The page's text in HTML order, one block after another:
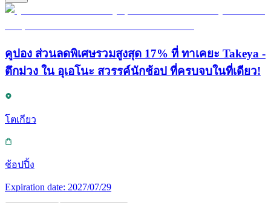
คูปอง ส่วนลดพิเศษรวมสูงสุด 17% ที่ ทาเคยะ Takeya -
ตึกม่วง ใน อุเอโนะ สวรรค์นักช้อป ที่ครบจบในที่เดียว!
โตเกียว
ช้อปปิ้ง
Expiration date: 2027/07/29